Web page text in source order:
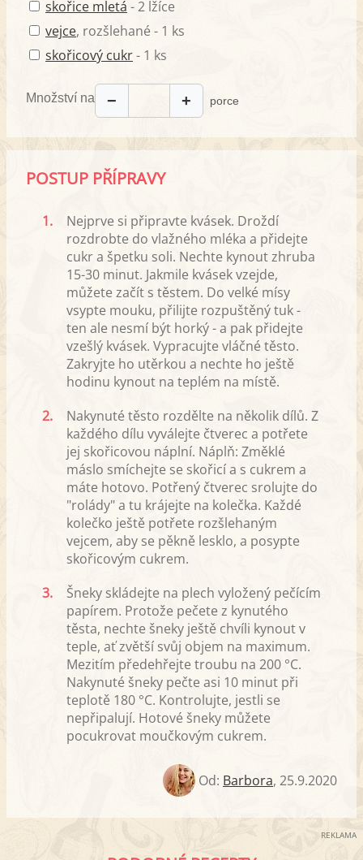
skořice mletá - 2 lžíce
vejce, rozšlehané - 1 ks
skořicový cukr- 1 ks
Množství na − + porce
POSTUP PŘÍPRAVY
1.
Nejprve si připravte kvásek. Droždí
rozdrobte do vlažného mléka a přidejte
cukr a špetku soli. Nechte kynout zhruba
15-30 minut. Jakmile kvásek vzejde,
můžete začít s těstem. Do velké mísy
vsypte mouku, přilijte rozpuštěný tuk -
ten ale nesmí být horký - a pak přidejte
vzešlý kvásek. Vypracujte vláčné těsto.
Zakryjte ho utěrkou a nechte ho ještě
hodinu kynout na teplém na místě.
2.
Nakynuté těsto rozdělte na několik dílů. Z
každého dílu vyválejte čtverec a potřete
jej skořicovou náplní. Náplň: Změklé
máslo smíchejte se skořicí a s cukrem a
máte hotovo. Potřený čtverec srolujte do
"rolády" a tu krájejte na kolečka. Každé
kolečko ještě potřete rozšlehaným
vejcem, aby se pěkně lesklo, a posypte
skořicovým cukrem.
3.
Šneky skládejte na plech vyložený pečícím
papírem. Protože pečete z kynutého
těsta, nechte šneky ještě chvíli kynout v
teple, ať zvětší svůj objem na maximum.
Mezitím předehřejte troubu na 200 °C.
Nakynuté šneky pečte asi 10 minut při
teplotě 180 °C. Kontrolujte, jestli se
nepřipalují. Hotové šneky můžete
pocukrovat moučkovým cukrem.
Od: Barbora, 25.9.2020
REKLAMA